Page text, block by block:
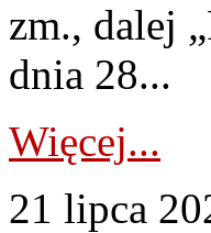
zm., dalej
dnia 28...
Więcej...
21 lipca